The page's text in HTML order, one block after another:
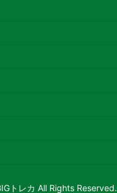
トレカ All Rights Reserved.